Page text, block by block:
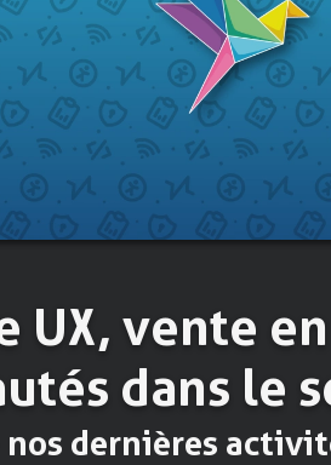
UX, vente
dans le
nos dernières